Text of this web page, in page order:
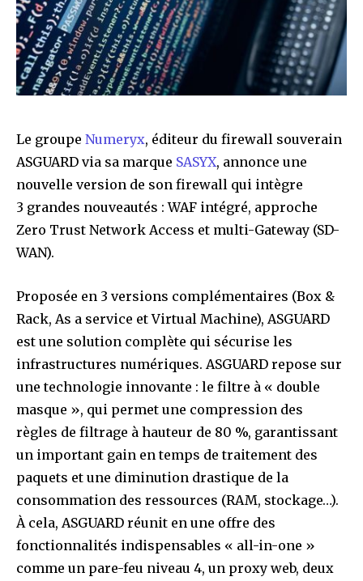
Le groupe Numeryx, éditeur du firewall souverain
ASGUARD via sa marque SASYX, annonce une
nouvelle version de son firewall qui intègre
3 grandes nouveautés : WAF intégré, approche
Zero Trust Network Access et multi-Gateway (SD-
WAN).
Proposée en 3 versions complémentaires (Box &
Rack, As a service et Virtual Machine), ASGUARD
est une solution complète qui sécurise les
infrastructures numériques. ASGUARD repose sur
une technologie innovante : le filtre à « double
masque », qui permet une compression des
règles de filtrage à hauteur de 80 %, garantissant
un important gain en temps de traitement des
paquets et une diminution drastique de la
consommation des ressources (RAM, stockage…).
À cela, ASGUARD réunit en une offre des
fonctionnalités indispensables « all-in-one »
comme un pare-feu niveau 4, un proxy web, deux